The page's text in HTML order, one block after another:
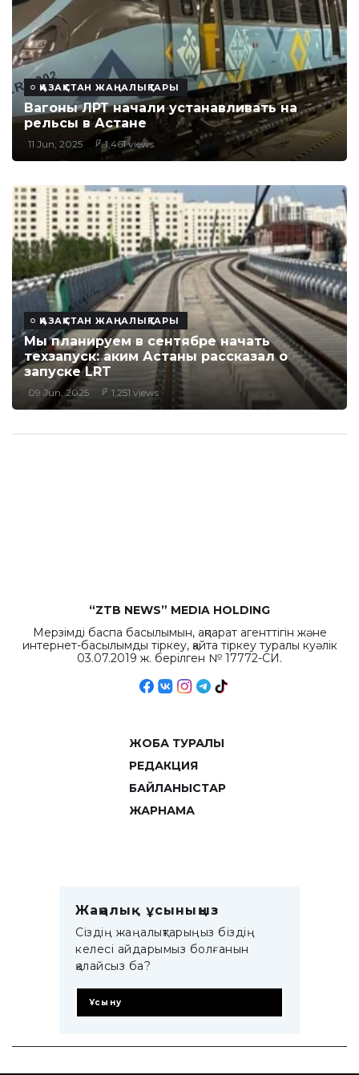
ҚАЗАҚСТАН ЖАҢАЛЫҚТАРЫ
Вагоны ЛРТ начали устанавливать на
рельсы в Астане
11 Jun, 2025 1,461 views
ҚАЗАҚСТАН ЖАҢАЛЫҚТАРЫ
Мы планируем в сентябре начать
техзапуск: аким Астаны рассказал о
запуске LRT
09 Jun, 2025 1,251 views
“ZTB NEWS” MEDIA HOLDING
Мерзімді баспа басылымын, ақпарат агенттігін және
интернет-басылымды тіркеу, қайта тіркеу туралы куәлік
03.07.2019 ж. берілген № 17772-СИ.
ЖОБА ТУРАЛЫ
РЕДАКЦИЯ
БАЙЛАНЫСТАР
ЖАРНАМА
Жаңалық ұсыныңыз
Сіздің жаңалықтарыңыз біздің
келесі айдарымыз болғанын
қалайсыз ба?
Ұсыну